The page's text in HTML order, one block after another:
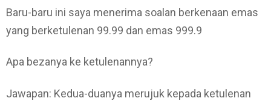
Baru-baru ini saya menerima soalan berkenaan emas
yang berketulenan 99.99 dan emas 999.9
Apa bezanya ke ketulenannya?
Jawapan: Kedua-duanya merujuk kepada ketulenan